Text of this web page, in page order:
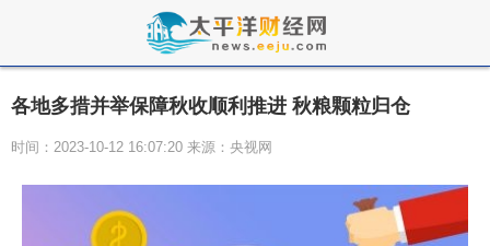
各地多措并举保障秋收顺利推进 秋粮颗粒归仓
时间：2023-10-12 16:07:20 来源：央视网